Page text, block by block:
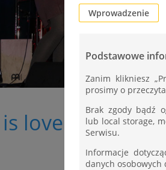
love…” czyli
Wprowadzenie
Podstawowe
Zanim klikniesz
prosimy o
Brak zgody bądź
lub local storage,
Serwisu.
Informacje
danych osobowych